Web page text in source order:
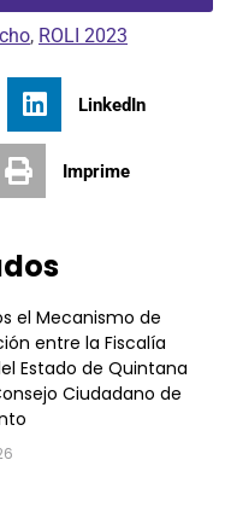
, ROLI 2023
LinkedIn
Imprime
el Mecanismo de
entre la Fiscalía
Estado de Quintana
Ciudadano de